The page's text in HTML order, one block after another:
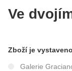
Ve
Zboží je
Galerie